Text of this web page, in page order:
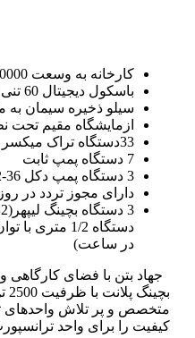
کارخانه به وسعت 20000 متر مربع
باسکول دیجیتال 60 تنی استاندارد
سیلو ذخیره سیمان به مقدار
ازمایشگاه مقیم تحت
33دستگاه تراک میکسر
7 دستگاه پمپ ثابت
3 دستگاه پمپ دکل 36-42-52 متری
دارای مجوز تردد در روز
در ساعت)
جهاد بتن با فضای کارگاهی
متخصص و پر تلاش واحدهای
کیفیت را برای واحد